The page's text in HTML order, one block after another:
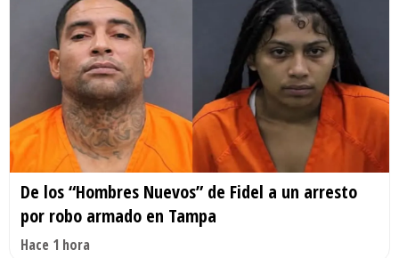
De los “Hombres Nuevos” de Fidel a un arresto
por robo armado en Tampa
Hace 1 hora